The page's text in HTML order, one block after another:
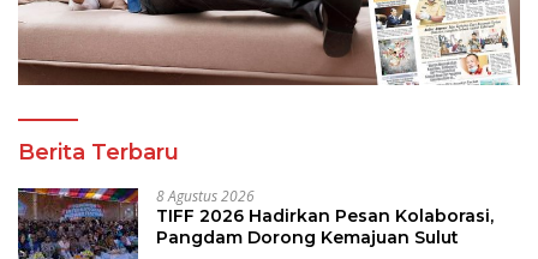
Berita Terbaru
8 Agustus 2026
TIFF 2026 Hadirkan Pesan Kolaborasi,
Pangdam Dorong Kemajuan Sulut